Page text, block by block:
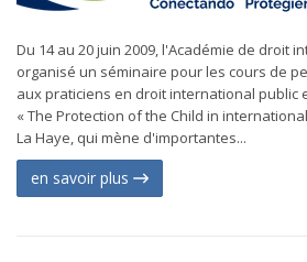
Du 14 au 20 juin 2009, l'Académie de droit
organisé un séminaire pour les cours de
aux praticiens en droit international public
« The Protection of the Child in
La Haye, qui mène d'importantes...
en savoir plus